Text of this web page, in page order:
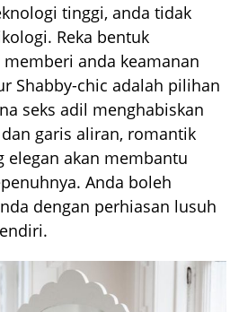
tinggi, anda tidak
Reka bentuk
anda keamanan
Shabby-chic adalah pilihan
seks adil menghabiskan
garis aliran, romantik
elegan akan membantu
Anda boleh
dengan perhiasan lusuh